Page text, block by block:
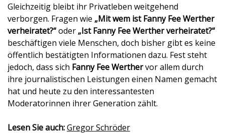
Gleichzeitig bleibt ihr Privatleben weitgehend
verborgen. Fragen wie „Mit wem ist Fanny Fee Werther
verheiratet?“oder „Ist Fanny Fee Werther verheiratet?“
beschäftigen viele Menschen, doch bisher gibt es keine
öffentlich bestätigten Informationen dazu. Fest steht
jedoch, dass sich Fanny Fee Werthervor allem durch
ihre journalistischen Leistungen einen Namen gemacht
hat und heute zu den interessantesten
Moderatorinnen ihrer Generation zählt.
Lesen Sie auch:Gregor Schröder